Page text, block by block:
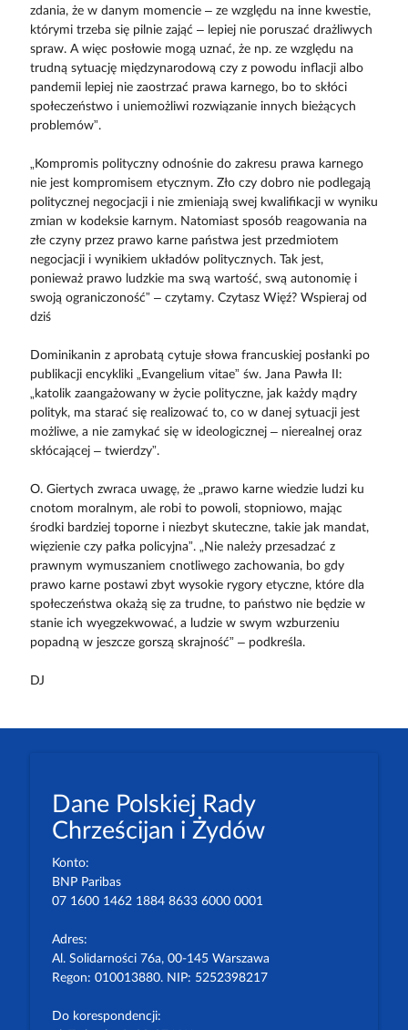
zdania, że w danym momencie – ze względu na inne kwestie,
którymi trzeba się pilnie zająć – lepiej nie poruszać drażliwych
spraw. A więc posłowie mogą uznać, że np. ze względu na
trudną sytuację międzynarodową czy z powodu inflacji albo
pandemii lepiej nie zaostrzać prawa karnego, bo to skłóci
społeczeństwo i uniemożliwi rozwiązanie innych bieżących
problemów”.
„Kompromis polityczny odnośnie do zakresu prawa karnego
nie jest kompromisem etycznym. Zło czy dobro nie podlegają
politycznej negocjacji i nie zmieniają swej kwalifikacji w wyniku
zmian w kodeksie karnym. Natomiast sposób reagowania na
złe czyny przez prawo karne państwa jest przedmiotem
negocjacji i wynikiem układów politycznych. Tak jest,
ponieważ prawo ludzkie ma swą wartość, swą autonomię i
swoją ograniczoność” – czytamy. Czytasz Więź? Wspieraj od
dziś
Dominikanin z aprobatą cytuje słowa francuskiej posłanki po
publikacji encykliki „Evangelium vitae” św. Jana Pawła II:
„katolik zaangażowany w życie polityczne, jak każdy mądry
polityk, ma starać się realizować to, co w danej sytuacji jest
możliwe, a nie zamykać się w ideologicznej – nierealnej oraz
skłócającej – twierdzy”.
O. Giertych zwraca uwagę, że „prawo karne wiedzie ludzi ku
cnotom moralnym, ale robi to powoli, stopniowo, mając
środki bardziej toporne i niezbyt skuteczne, takie jak mandat,
więzienie czy pałka policyjna”. „Nie należy przesadzać z
prawnym wymuszaniem cnotliwego zachowania, bo gdy
prawo karne postawi zbyt wysokie rygory etyczne, które dla
społeczeństwa okażą się za trudne, to państwo nie będzie w
stanie ich wyegzekwować, a ludzie w swym wzburzeniu
popadną w jeszcze gorszą skrajność” – podkreśla.
DJ
Dane Polskiej Rady
Chrześcijan i Żydów
Konto:
BNP Paribas
07 1600 1462 1884 8633 6000 0001
Adres:
Al. Solidarności 76a, 00-145 Warszawa
Regon: 010013880. NIP: 5252398217
Do korespondencji: